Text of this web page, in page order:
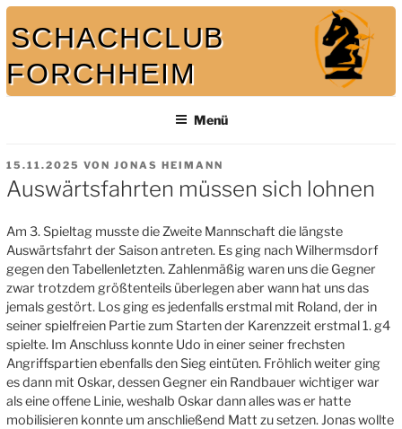
Zum
Inhalt
springen
SCHACHCLUB
FORCHHEIM
Menü
VERÖFFENTLICHT
AM
15.11.2025 VONJONAS HEIMANN
Auswärtsfahrten müssen sich lohnen
Am 3. Spieltag musste die Zweite Mannschaft die längste
Auswärtsfahrt der Saison antreten. Es ging nach Wilhermsdorf
gegen den Tabellenletzten. Zahlenmäßig waren uns die Gegner
zwar trotzdem größtenteils überlegen aber wann hat uns das
jemals gestört. Los ging es jedenfalls erstmal mit Roland, der in
seiner spielfreien Partie zum Starten der Karenzzeit erstmal 1. g4
spielte. Im Anschluss konnte Udo in einer seiner frechsten
Angriffspartien ebenfalls den Sieg eintüten. Fröhlich weiter ging
es dann mit Oskar, dessen Gegner ein Randbauer wichtiger war
als eine offene Linie, weshalb Oskar dann alles was er hatte
mobilisieren konnte um anschließend Matt zu setzen. Jonas wollte